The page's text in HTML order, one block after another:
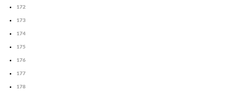
172
173
174
175
176
177
178